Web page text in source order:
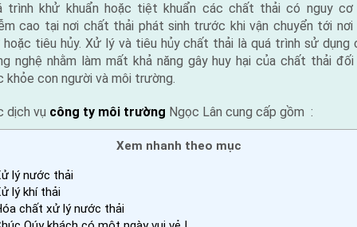
trình khử khuẩn hoặc tiệt khuẩn các chất thải có nguy cơ
cao tại nơi chất thải phát sinh trước khi vận chuyển tới nơi
hoặc tiêu hủy. Xử lý và tiêu hủy chất thải là quá trình sử dụng
nghệ nhằm làm mất khả năng gây huy hại của chất thải
khỏe con người và môi trường.
dịch vụ công ty môi trường Ngọc Lân cung cấp gồm :
Xem nhanh theo mục
lý nước thải
lý khí thải
chất xử lý nước thải